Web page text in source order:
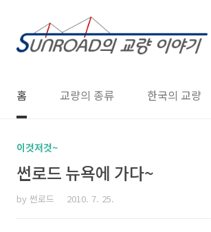
홈 교량의 종류 한국의 교량
이것저것~
썬로드 뉴욕에 가다~
by 썬로드 2010. 7. 25.